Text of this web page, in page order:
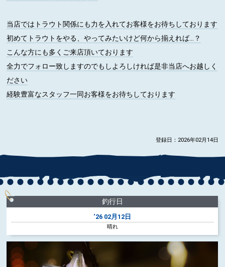
当店ではトラウト関係にも力を入れてお客様をお待ちしております
初めてトラウトをやる、やってみたいけど何から揃えれば...？
こんな方にも多くご来店頂いております
全力でフォロー致しますのでもしよろしければ是非当店へお越しく
ださい
経験豊富なスタッフ一同お客様をお待ちしております
登録日：2026年02月14日
釣行日
‘26 02月12日
晴れ